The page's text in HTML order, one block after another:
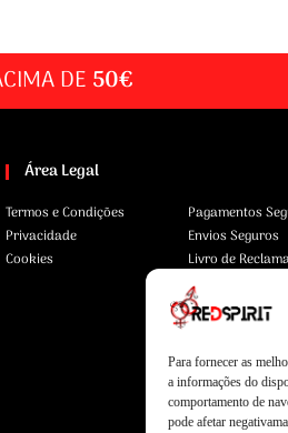
Para fornecer as
a informações do
comportamento de
pode afetar
DE 50€
Área Legal
Termos e Condições
Privacidade
Cookies
Pagamentos
Envios Seguros
Livro de